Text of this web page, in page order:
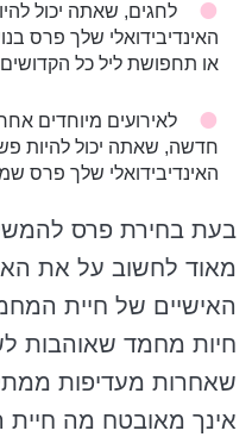
לחגים, שאתה יכול
האינדיבידואלי שלך פרס
או תחפושת ליל כל
לאירועים מיוחדים
חדשה, שאתה יכול להיות
האינדיבידואלי שלך פרס
בעת בחירת פרס
מאוד לחשוב על את
האישיים של חיית
חיות מחמד שאוהבות
שאחרות מעדיפות
אינך מאובטח מה חיית